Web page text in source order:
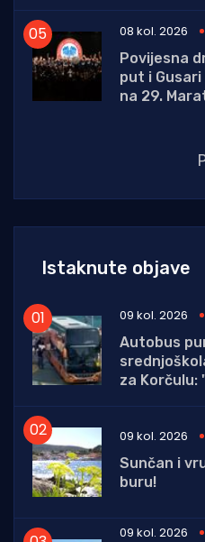
08 kol. 2026
Povijesna
put i
na 29.
Istaknute objave
09 kol. 2026
Autobus
za Korčulu:
09 kol. 2026
Sunčan i
buru!
09 kol. 2026